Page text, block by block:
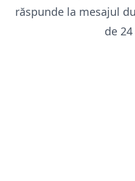
răspunde la mesajul
de